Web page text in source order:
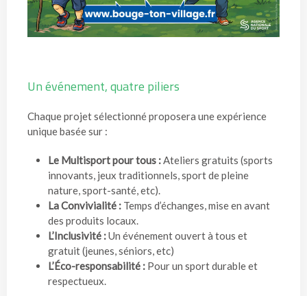
Un événement, quatre piliers
Chaque projet sélectionné proposera une expérience
unique basée sur :
Le Multisport pour tous :Ateliers gratuits (sports
innovants, jeux traditionnels, sport de pleine
nature, sport-santé, etc).
La Convivialité : Temps d’échanges, mise en avant
des produits locaux.
L’Inclusivité :Un événement ouvert à tous et
gratuit (jeunes, séniors, etc)
L’Éco-responsabilité : Pour un sport durable et
respectueux.